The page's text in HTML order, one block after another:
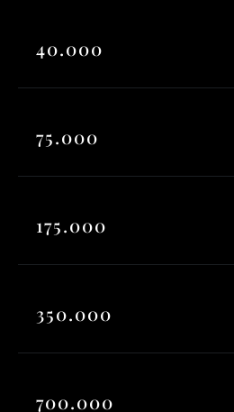
40.000
75.000
175.000
350.000
700.000